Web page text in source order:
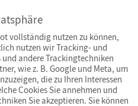
vollständig nutzen zu können,
nutzen wir Tracking- und
andere Trackingtechniken
wie z. B. Google und Meta, um
die zu Ihren Interessen
Cookies Sie annehmen und
Sie akzeptieren. Sie können